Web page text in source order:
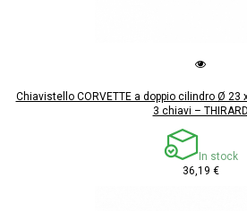
Chiavistello CORVETTE a doppio cilindro Ø
3 chiavi – THIRARD
In stock
36,19 €